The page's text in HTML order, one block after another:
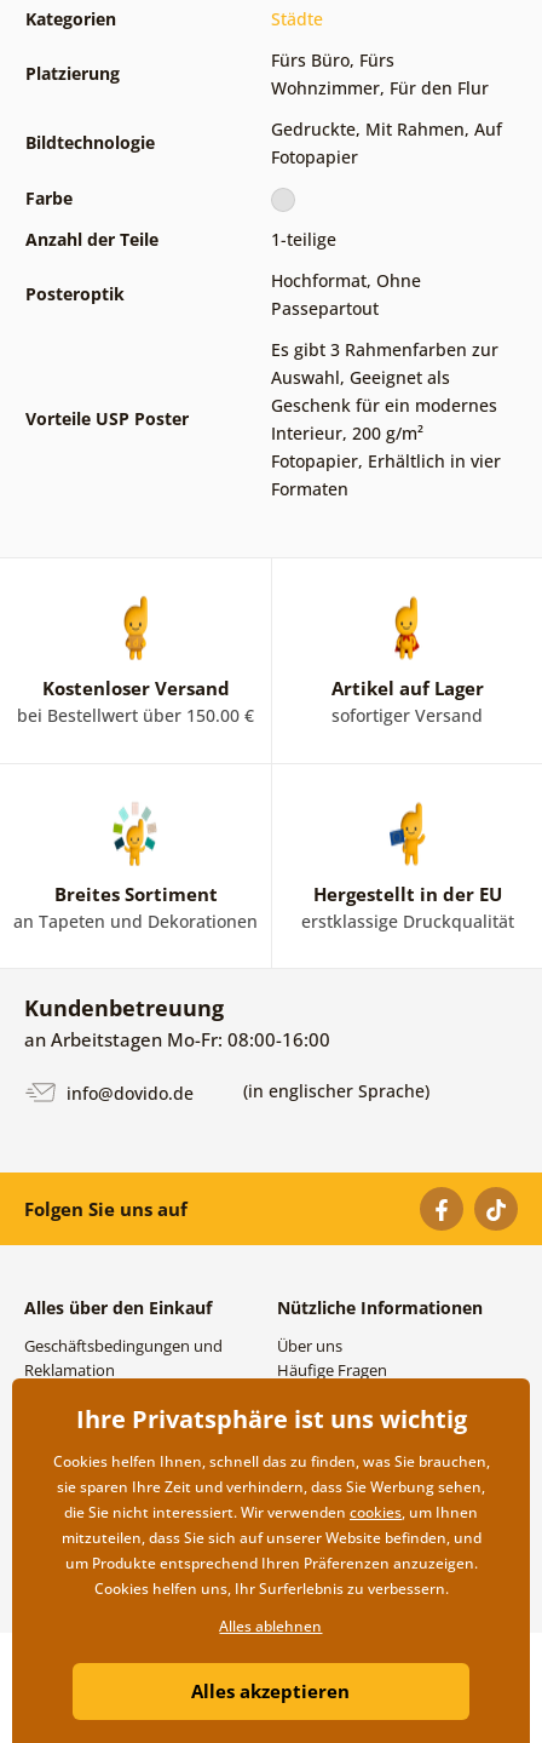
Kategorien Städte
Platzierung
Fürs Büro, Fürs
Wohnzimmer, Für den Flur
Bildtechnologie
Gedruckte, Mit Rahmen, Auf
Fotopapier
Farbe
Anzahl der Teile
1-teilige
Posteroptik
Hochformat, Ohne
Passepartout
Vorteile USP Poster
Es gibt 3 Rahmenfarben zur
Auswahl, Geeignet als
Geschenk für ein modernes
Interieur, 200 g/m²
Fotopapier, Erhältlich in vier
Formaten
Kostenloser Versand
bei Bestellwert über 150.00 €
Artikel auf Lager
sofortiger Versand
Breites Sortiment
an Tapeten und Dekorationen
Hergestellt in der EU
erstklassige Druckqualität
Kundenbetreuung
an Arbeitstagen Mo-Fr: 08:00-16:00
info@dovido.de (in englischer Sprache)
Folgen Sie uns auf
Alles über den Einkauf
Geschäftsbedingungen und
Reklamation
Versand- und
Rücksendung der Ware
Nützliche Informationen
Über uns
Häufige Fragen
Großhandel und
Copyright ©2019 © Dovido.de.
Litvanyi.sk| Online-Shop erstellt von
Ihre Privatsphäre ist uns wichtig
Cookies helfen Ihnen, schnell das zu finden, was Sie brauchen,
sie sparen Ihre Zeit und verhindern, dass Sie Werbung sehen,
die Sie nicht interessiert. Wir verwenden cookies, um Ihnen
mitzuteilen, dass Sie sich auf unserer Website befinden, und
um Produkte entsprechend Ihren Präferenzen anzuzeigen.
Cookies helfen uns, Ihr Surferlebnis zu verbessern.
Alles ablehnen
Alles akzeptieren